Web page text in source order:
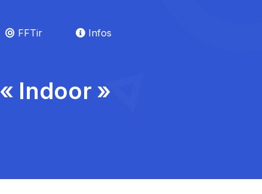
FFTir Infos
« Indoor »